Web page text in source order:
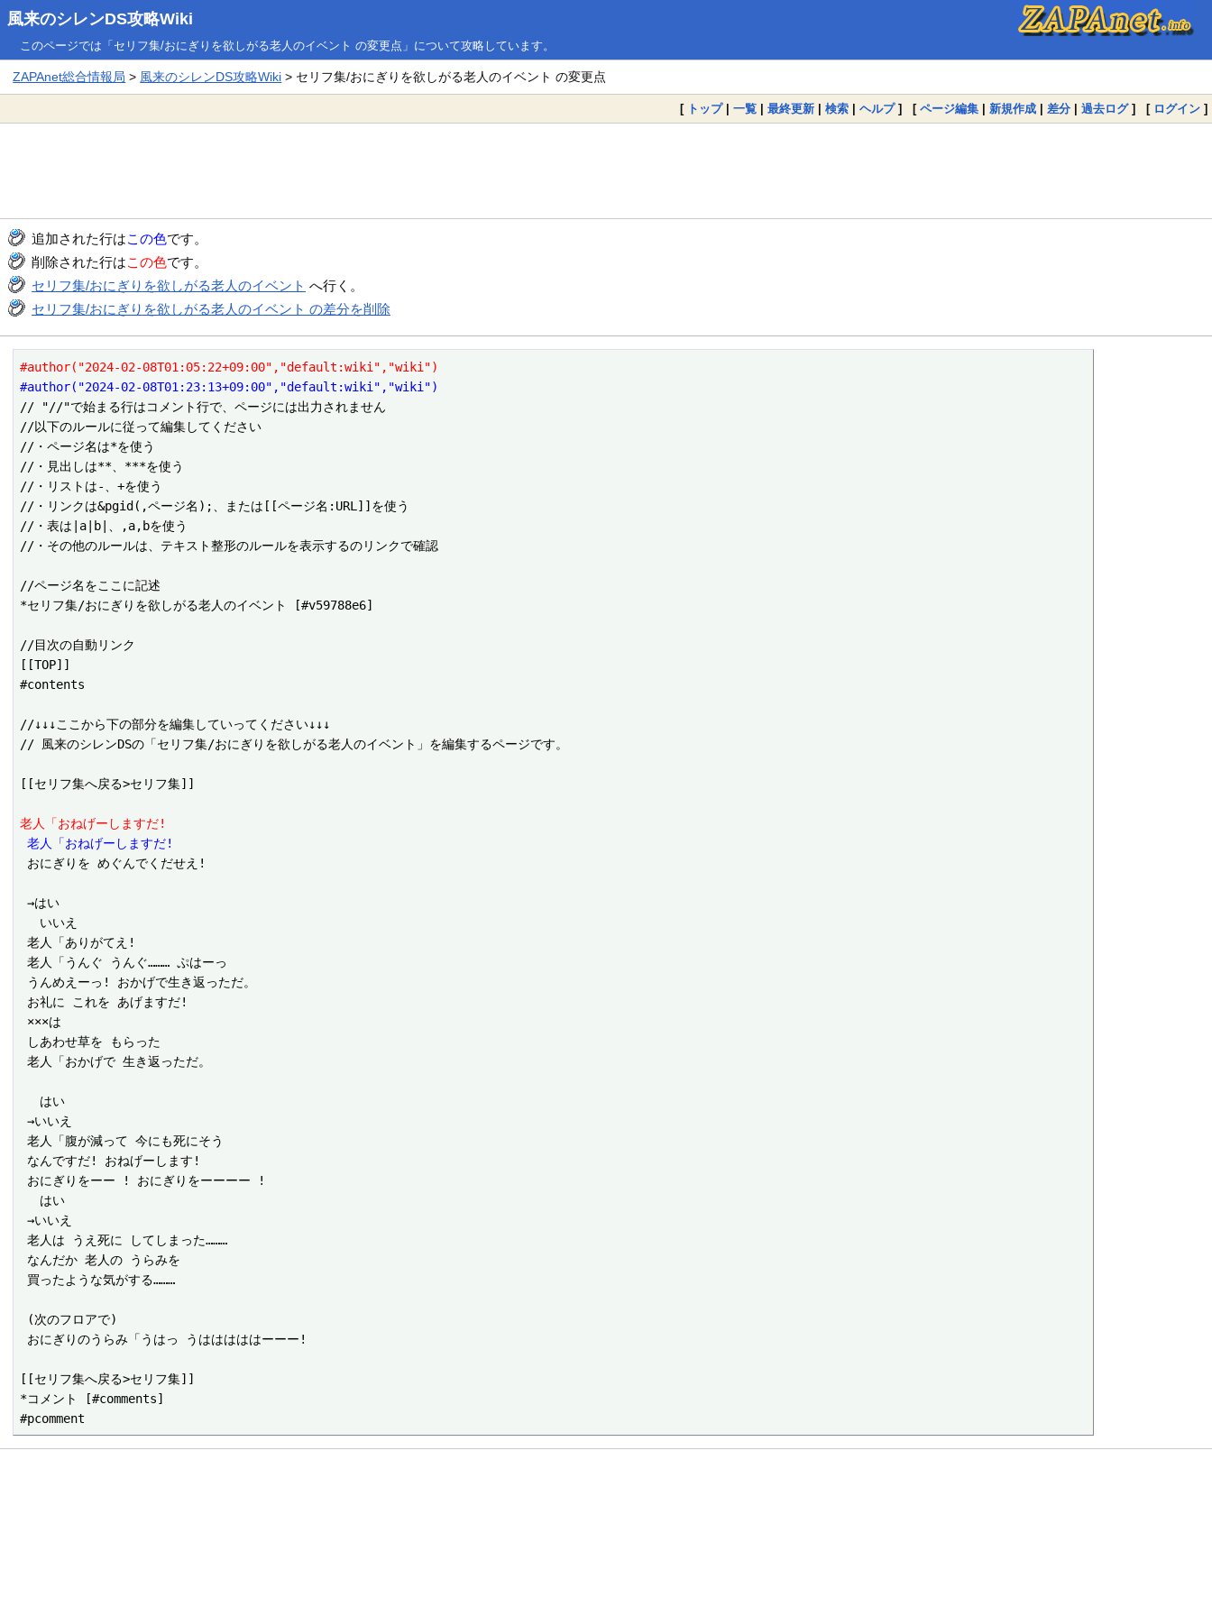
風来のシレンDS攻略Wiki
このページでは「セリフ集/おにぎりを欲しがる老人のイベント の変更点」について攻略しています。
ZAPAnet総合情報局 > 風来のシレンDS攻略Wiki > セリフ集/おにぎりを欲しがる老人のイベント の変更点
[ トップ| 一覧 | 最終更新 | 検索 | ヘルプ] [ ページ編集 | 新規作成 | 差分 | 過去ログ] [ ログイン ]
追加された行はこの色です。
削除された行はこの色です。
セリフ集/おにぎりを欲しがる老人のイベント へ行く。
セリフ集/おにぎりを欲しがる老人のイベント の差分を削除
#author("2024-02-08T01:05:22+09:00","default:wiki","wiki")
#author("2024-02-08T01:23:13+09:00","default:wiki","wiki")
// "//"で始まる行はコメント行で、ページには出力されません
//以下のルールに従って編集してください
//・ページ名は*を使う
//・見出しは**、***を使う
//・リストは-、+を使う
//・リンクは&pgid(,ページ名);、または[[ページ名:URL]]を使う
//・表は|a|b|、,a,bを使う
//・その他のルールは、テキスト整形のルールを表示するのリンクで確認
//ページ名をここに記述
*セリフ集/おにぎりを欲しがる老人のイベント [#v59788e6]
//目次の自動リンク
[[TOP]]
#contents
//↓↓↓ここから下の部分を編集していってください↓↓↓
// 風来のシレンDSの「セリフ集/おにぎりを欲しがる老人のイベント」を編集するページです。
[[セリフ集へ戻る>セリフ集]]
老人「おねげーしますだ!
老人「おねげーしますだ!
→はい
老人「ありがてえ!
老人「うんぐ うんぐ……… ぷはーっ
老人「おかげで 生き返っただ。
→いいえ
老人「腹が減って 今にも死にそう
→いいえ
老人は うえ死に してしまった………
[[セリフ集へ戻る>セリフ集]]
*コメント [#comments]